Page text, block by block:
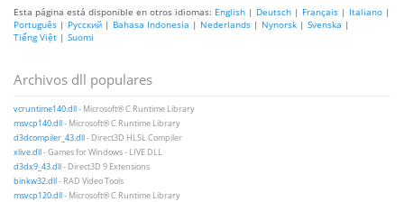
Esta página está disponible en otros idiomas: English | Deutsch | Français | Italiano |
Português | Русский | Bahasa Indonesia | Nederlands | Nynorsk | Svenska |
Tiếng Việt | Suomi
Archivos dll populares
vcruntime140.dll- Microsoft® C Runtime Library
msvcp140.dll- Microsoft® C Runtime Library
d3dcompiler_43.dll- Direct3D HLSL Compiler
xlive.dll- Games for Windows - LIVE DLL
d3dx9_43.dll- Direct3D 9 Extensions
binkw32.dll- RAD Video Tools
msvcp120.dll- Microsoft® C Runtime Library